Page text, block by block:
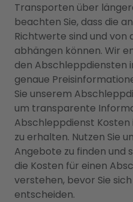
Transporten über
beachten Sie, dass die
Richtwerte sind und von
abhängen können. Wir
den Abschleppdiensten
genaue
Sie unserem
um transparente
Abschleppdienst
zu erhalten. Nutzen Sie
Angebote zu finden und
die Kosten für einen
verstehen, bevor Sie
entscheiden.